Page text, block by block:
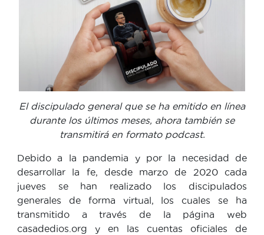
El discipulado general que se ha emitido en línea
durante los últimos meses, ahora también se
transmitirá en formato podcast.
Debido a la pandemia y por la necesidad de
desarrollar la fe, desde marzo de 2020 cada
jueves se han realizado los discipulados
generales de forma virtual, los cuales se ha
transmitido a través de la página web
casadedios.org y en las cuentas oficiales de